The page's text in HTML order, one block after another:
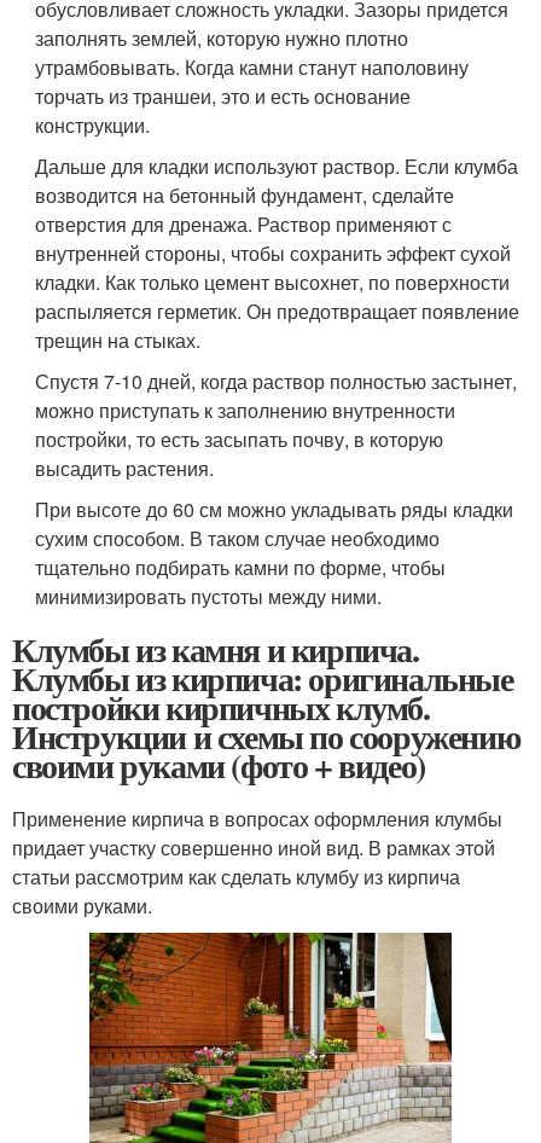
обусловливает сложность укладки. Зазоры придется
заполнять землей, которую нужно плотно
утрамбовывать. Когда камни станут наполовину
торчать из траншеи, это и есть основание
конструкции.
Дальше для кладки используют раствор. Если клумба
возводится на бетонный фундамент, сделайте
отверстия для дренажа. Раствор применяют с
внутренней стороны, чтобы сохранить эффект сухой
кладки. Как только цемент высохнет, по поверхности
распыляется герметик. Он предотвращает появление
трещин на стыках.
Спустя 7-10 дней, когда раствор полностью застынет,
можно приступать к заполнению внутренности
постройки, то есть засыпать почву, в которую
высадить растения.
При высоте до 60 см можно укладывать ряды кладки
сухим способом. В таком случае необходимо
тщательно подбирать камни по форме, чтобы
минимизировать пустоты между ними.
Клумбы из камня и кирпича.
Клумбы из кирпича: оригинальные
постройки кирпичных клумб.
Инструкции и схемы по сооружению
своими руками (фото + видео)
Применение кирпича в вопросах оформления клумбы
придает участку совершенно иной вид. В рамках этой
статьи рассмотрим как сделать клумбу из кирпича
своими руками.